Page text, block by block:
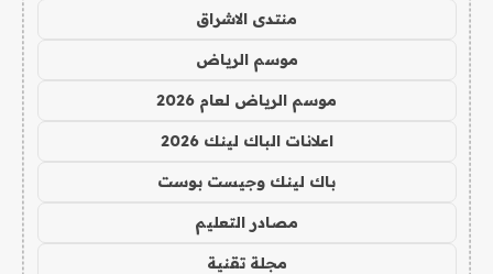
منتدى الاشراق
موسم الرياض
موسم الرياض لعام 2026
اعلانات الباك لينك 2026
باك لينك وجيست بوست
مصادر التعليم
مجلة تقنية